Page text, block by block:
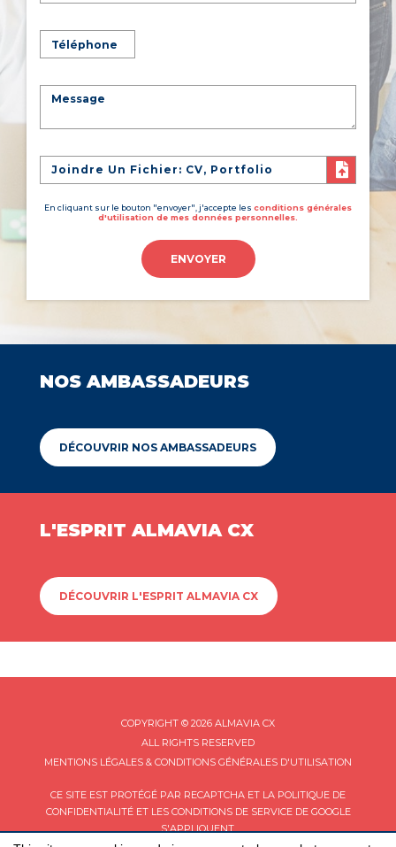
Joindre Un Fichier: CV, Portfolio
En cliquant sur le bouton "envoyer", j'accepte les conditions générales
d'utilisation de mes données personnelles.
ENVOYER
NOS AMBASSADEURS
DÉCOUVRIR NOS AMBASSADEURS
L'ESPRIT ALMAVIA CX
DÉCOUVRIR L'ESPRIT ALMAVIA CX
COPYRIGHT © 2026 ALMAVIA CX
ALL RIGHTS RESERVED
MENTIONS LÉGALES & CONDITIONS GÉNÉRALES D'UTILISATION
CE SITE EST PROTÉGÉ PAR RECAPTCHA ET LA POLITIQUE DE
CONFIDENTIALITÉET LES CONDITIONS DE SERVICEDE GOOGLE
S'APPLIQUENT.